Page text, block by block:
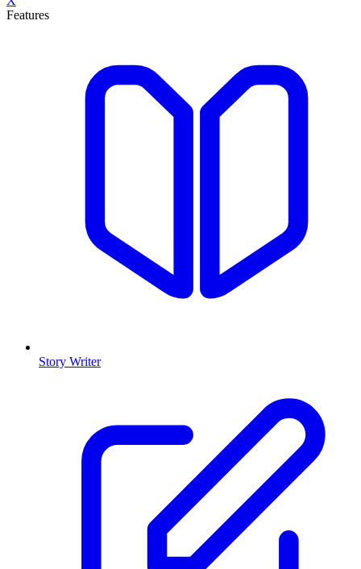
Features
Story Writer